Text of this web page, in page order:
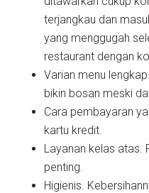
terjangkau dan
yang menggugah
restaurant dengan
Varian menu
bikin bosan meski
Cara pembayaran
kartu kredit.
Layanan kelas atas.
penting.
Higienis.